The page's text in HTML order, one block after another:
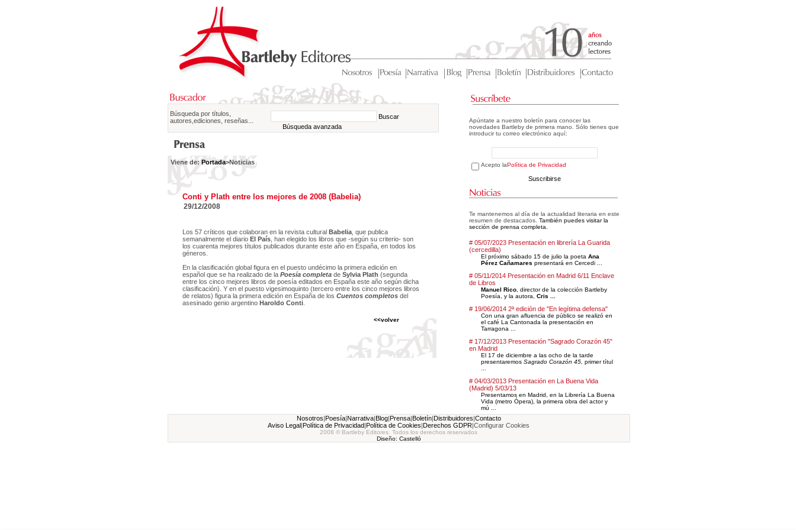
Apúntate a nuestro boletín para conocer las
novedades Bartleby de primera mano. Sólo tienes que
introducir tu correo electrónico aquí:
Acepto laPolítica de Privacidad
Suscribirse
Te mantenemos al día de la actualidad literaria en este
resumen de destacados. También puedes visitar la
sección de prensa completa.
# 05/07/2023 Presentación en librería La Guarida
(cercedilla)
El próximo sábado 15 de julio la poeta Ana
Pérez Cañamares presentará en Cercedi ...
# 05/11/2014 Presentación en Madrid 6/11 Enclave
de Libros
Manuel Rico, director de la colección Bartleby
Poesía, y la autora, Cris ...
# 19/06/2014 2ª edición de "En legítima defensa"
Con una gran afluencia de público se realizó en
el café La Cantonada la presentación en
Tarragona ...
# 17/12/2013 Presentación "Sagrado Corazón 45"
en Madrid
El 17 de diciembre a las ocho de la tarde
presentaremos Sagrado Corazón 45, primer títul
# 04/03/2013 Presentación en La Buena Vida
(Madrid) 5/03/13
Presentamos en Madrid, en la Librería La Buena
Vida (metro Ópera), la primera obra del actor y
mú ...
Búsqueda por títulos,
autores,ediciones, reseñas...
Buscar
Búsqueda avanzada
Viene de: Portada>Noticias
Conti y Plath entre los mejores de 2008 (Babelia)
29/12/2008
Los 57 críticos que colaboran en la revista cultural Babelia, que publica
semanalmente el diario El País, han elegido los libros que -según su criterio- son
los cuarenta mejores títulos publicados durante este año en España, en todos los
géneros.
En la clasificación global figura en el puesto undécimo la primera edición en
español que se ha realizado de la Poesía completade Sylvia Plath (segunda
entre los cinco mejores libros de poesía editados en España este año según dicha
clasificación). Y en el puesto vigesimoquinto (tercero entre los cinco mejores libros
de relatos) figura la primera edición en España de los Cuentos completosdel
asesinado genio argentino Haroldo Conti.
<<volver
Nosotros|Poesía|Narrativa|Blog|Prensa|Boletín|Distribuidores|Contacto
Aviso Legal|Política de Privacidad|Política de Cookies|Derechos GDPR|Configurar Cookies
2008 © Bartleby Editores. Todos los derechos reservados
Diseño: Castelló